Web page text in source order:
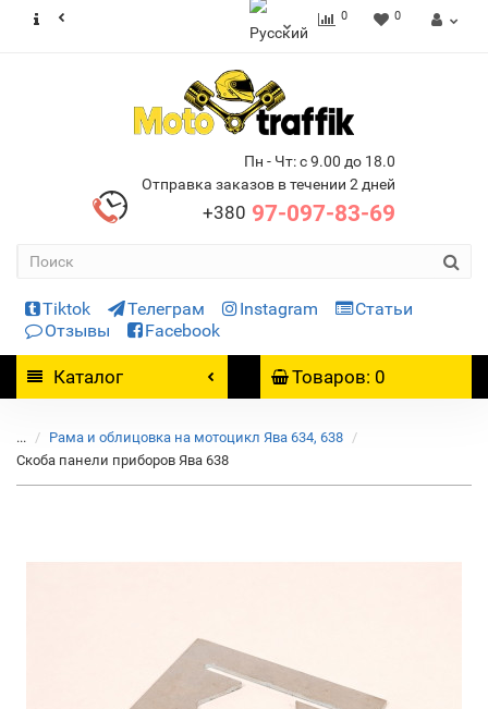
0 0
Пн - Чт: с 9.00 до 18.0
Отправка заказов в течении 2 дней
+380 97-097-83-69
Tiktok Телеграм Instagram
Статьи
Отзывы
Facebook
Каталог Товаров: 0
...
Рама и облицовка на мотоцикл Ява 634, 638
Скоба панели приборов Ява 638